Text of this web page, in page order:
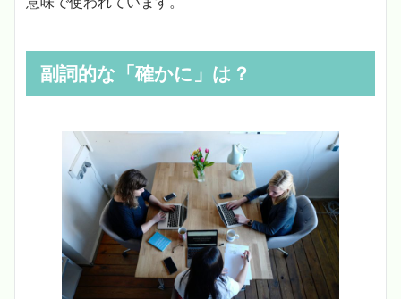
副詞的な「確かに」は？